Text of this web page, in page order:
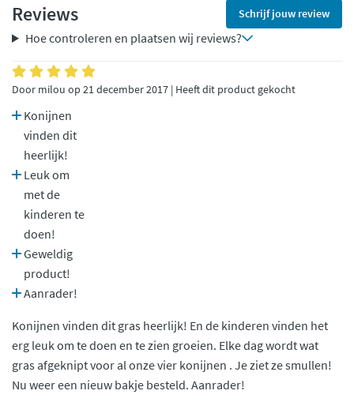
Reviews Schrijf jouw review
Hoe controleren en plaatsen wij reviews?
Door milou op 21 december 2017 | Heeft dit product gekocht
Konijnen
vinden dit
heerlijk!
Leuk om
met de
kinderen te
doen!
Geweldig
product!
Aanrader!
Konijnen vinden dit gras heerlijk! En de kinderen vinden het
erg leuk om te doen en te zien groeien. Elke dag wordt wat
gras afgeknipt voor al onze vier konijnen . Je ziet ze smullen!
Nu weer een nieuw bakje besteld. Aanrader!